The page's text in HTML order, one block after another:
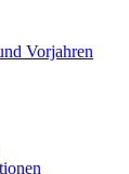
Vorjahren